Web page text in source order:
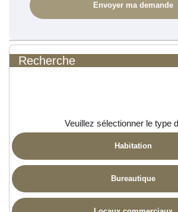
Recherche
Veuillez sélectionner le type
Habitation
Bureautique